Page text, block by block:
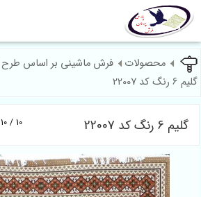
محصولات فرش ماشینی بر اساس طرح
گلیم 6 رنگ کد 22007
گلیم 6 رنگ کد 22007 10 / 10